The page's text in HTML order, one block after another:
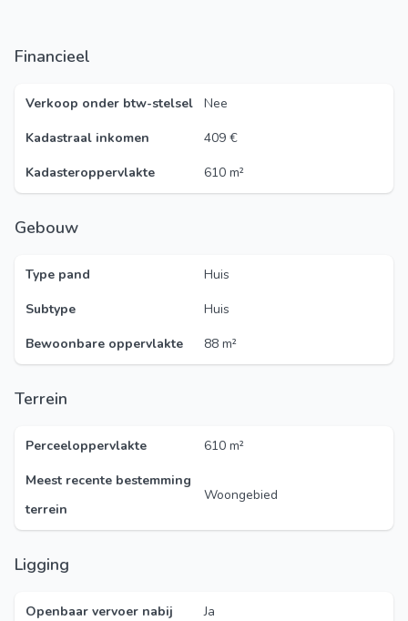
Financieel
Verkoop onder btw-stelsel
Nee
Kadastraal inkomen
409 €
Kadasteroppervlakte
610 m²
Gebouw
Type pand
Huis
Subtype
Huis
Bewoonbare oppervlakte
88 m²
Terrein
Perceeloppervlakte
610 m²
Meest recente bestemming
terrein
Woongebied
Ligging
Openbaar vervoer nabij
Ja